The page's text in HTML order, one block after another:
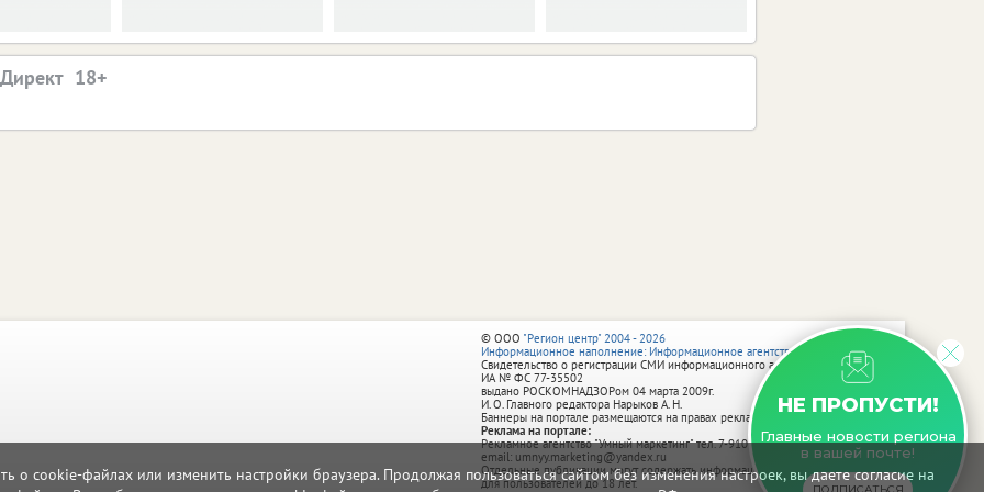
о cookie-файлах или изменить настройки браузера. Продолжая пользоваться сайтом без изменения настроек, вы даете согласие на
НЕ ПРОПУСТИ!
Главные новости региона
в вашей почте!
© ООО "Регион центр" 2004 - 2026
Информационное наполнение: Информационное агентство vRossii.ru
Свидетельство о регистрации СМИ информационного агентства vRossii.ru
ИА № ФС 77‑35502
выдано РОСКОМНАДЗОРом 04 марта 2009г.
И. О. Главного редактора Нарыков А. Н.
Баннеры на портале размещаются на правах рекламы.
Реклама на портале:
Рекламное агентство "Умный маркетинг" тел. 7-910-267-70-40,
email: umnyy.marketing@yandex.ru
Отдельные публикации могут содержать информацию, не предназначенную
для пользователей до 18 лет.